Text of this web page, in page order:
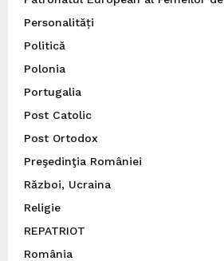
Personalități
Politică
Polonia
Portugalia
Post Catolic
Post Ortodox
Preşedinţia României
Război, Ucraina
Religie
REPATRIOT
România